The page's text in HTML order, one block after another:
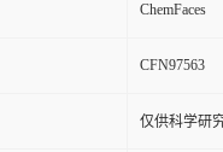
ChemFaces
CFN97563
仅供科学研